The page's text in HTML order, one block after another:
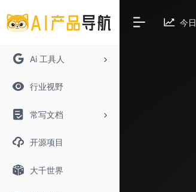
Ai 工具人
行业视野
常写文档
开源项目
大千世界
今